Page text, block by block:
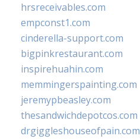
hrsreceivables.com
empconst1.com
cinderella-support.com
bigpinkrestaurant.com
inspirehuahin.com
memmingerspainting.com
jeremypbeasley.com
thesandwichdepotcos.com
drgiggleshouseofpain.com